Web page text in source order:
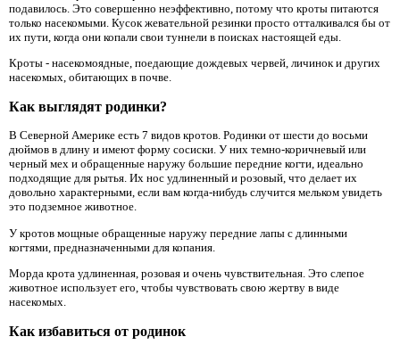
подавилось. Это совершенно неэффективно, потому что кроты питаются
только насекомыми. Кусок жевательной резинки просто отталкивался бы от
их пути, когда они копали свои туннели в поисках настоящей еды.
Кроты - насекомоядные, поедающие дождевых червей, личинок и других
насекомых, обитающих в почве.
Как выглядят родинки?
В Северной Америке есть 7 видов кротов. Родинки от шести до восьми
дюймов в длину и имеют форму сосиски. У них темно-коричневый или
черный мех и обращенные наружу большие передние когти, идеально
подходящие для рытья. Их нос удлиненный и розовый, что делает их
довольно характерными, если вам когда-нибудь случится мельком увидеть
это подземное животное.
У кротов мощные обращенные наружу передние лапы с длинными
когтями, предназначенными для копания.
Морда крота удлиненная, розовая и очень чувствительная. Это слепое
животное использует его, чтобы чувствовать свою жертву в виде
насекомых.
Как избавиться от родинок